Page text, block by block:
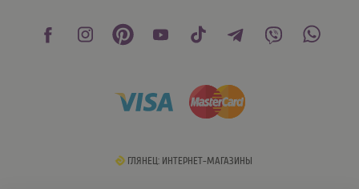
ГЛЯНЕЦ: ИНТЕРНЕТ-МАГАЗИНЫ